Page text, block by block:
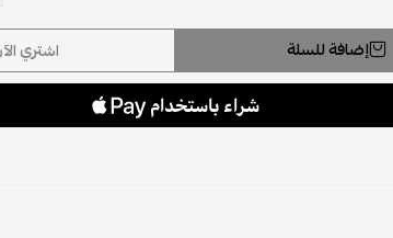
إضافة للسلة اشتري